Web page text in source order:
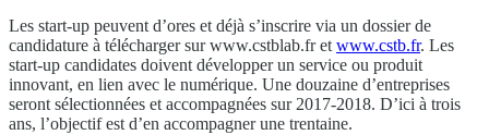
Les start-up peuvent d’ores et déjà s’inscrire via un dossier de
candidature à télécharger sur www.cstblab.fr et www.cstb.fr. Les
start-up candidates doivent développer un service ou produit
innovant, en lien avec le numérique. Une douzaine d’entreprises
seront sélectionnées et accompagnées sur 2017-2018. D’ici à trois
ans, l’objectif est d’en accompagner une trentaine.